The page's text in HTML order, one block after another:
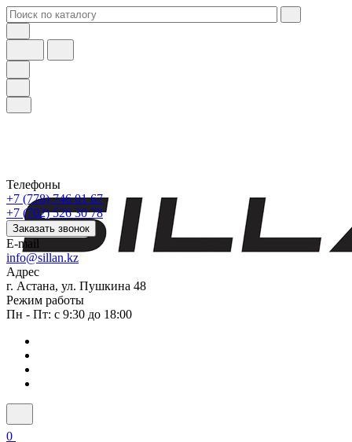
Телефоны
+7 (778) 746 01 67
+7 (702) 526 30 78
Заказать звонок
E-mail
info@sillan.kz
Адрес
г. Астана, ул. Пушкина 48
Режим работы
Пн - Пт: с 9:30 до 18:00
0